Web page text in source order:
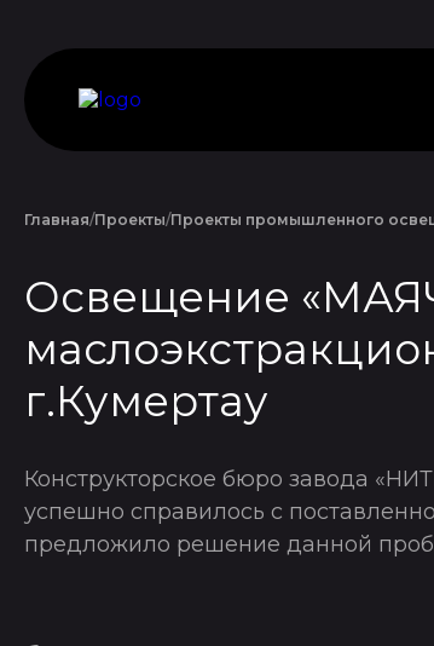
Главная Проекты Проекты промышленного
Освещение
г.Кумертау
Конструкторское бюро завода
успешно справилось с
предложило решение данной